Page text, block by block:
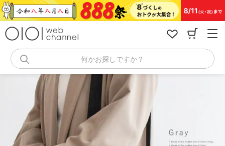
コ
ン
キ
何かお探しですか？